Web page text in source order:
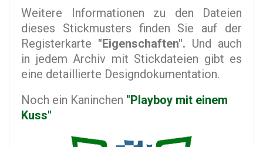
Weitere Informationen zu den Dateien
dieses Stickmusters finden Sie auf der
Registerkarte "Eigenschaften". Und auch
in jedem Archiv mit Stickdateien gibt es
eine detaillierte Designdokumentation.
Noch ein Kaninchen "Playboy mit einem
Kuss"